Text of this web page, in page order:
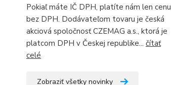
Pokiaľ máte IČ DPH, platíte nám len cenu
bez DPH. Dodávateľom tovaru je česká
akciová spoločnosť CZEMAG a.s., ktorá je
platcom DPH v Českej republike... čítať
celé
Zobraziť všetky novinky